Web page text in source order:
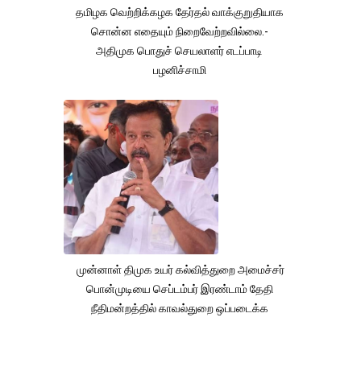
தமிழக வெற்றிக்கழக தேர்தல் வாக்குறுதியாக
சொன்ன எதையும் நிறைவேற்றவில்லை.-
அதிமுக பொதுச் செயலாளர் எடப்பாடி
பழனிச்சாமி
முன்னாள் திமுக உயர் கல்வித்துறை அமைச்சர்
பொன்முடியை செப்டம்பர் இரண்டாம் தேதி
நீதிமன்றத்தில் காவல்துறை ஒப்படைக்க